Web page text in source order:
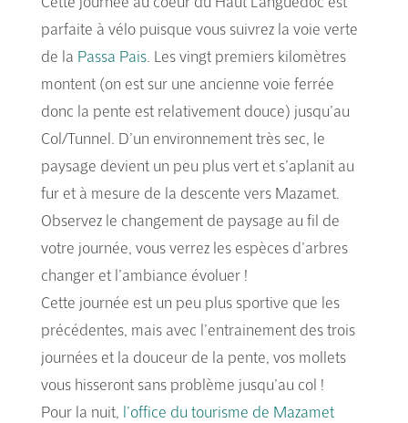
parfaite à vélo puisque vous suivrez la voie verte
de la Passa Pais. Les vingt premiers kilomètres
montent (on est sur une ancienne voie ferrée
donc la pente est relativement douce) jusqu’au
Col/Tunnel. D’un environnement très sec, le
paysage devient un peu plus vert et s’aplanit au
fur et à mesure de la descente vers Mazamet.
Observez le changement de paysage au fil de
votre journée, vous verrez les espèces d’arbres
changer et l’ambiance évoluer !
Cette journée est un peu plus sportive que les
précédentes, mais avec l’entrainement des trois
journées et la douceur de la pente, vos mollets
vous hisseront sans problème jusqu’au col !
Pour la nuit, l’office du tourisme de Mazamet